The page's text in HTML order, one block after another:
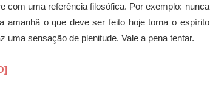
com uma referência filosófica. Por exemplo: nunca
amanhã o que deve ser feito hoje torna o espírito
uma sensação de plenitude. Vale a pena tentar.